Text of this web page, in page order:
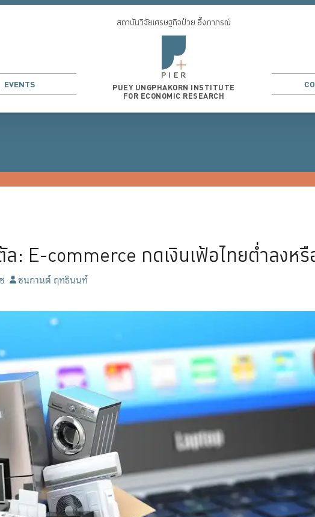
EVENTS
สถาบันวิจัยเศรษฐกิจป๋วย อึ๊งภากรณ์
PUEY UNGPHAKORN INSTITUTE
FOR ECONOMIC RESEARCH
ล: E-commerce กดเงินเฟ้อไทยต่ำลงหรื
ชนกานต์ ฤทธินนท์